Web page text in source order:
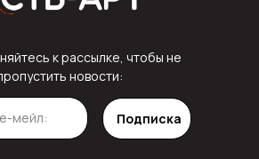
к рассылке, чтобы не
новости:
Подписка